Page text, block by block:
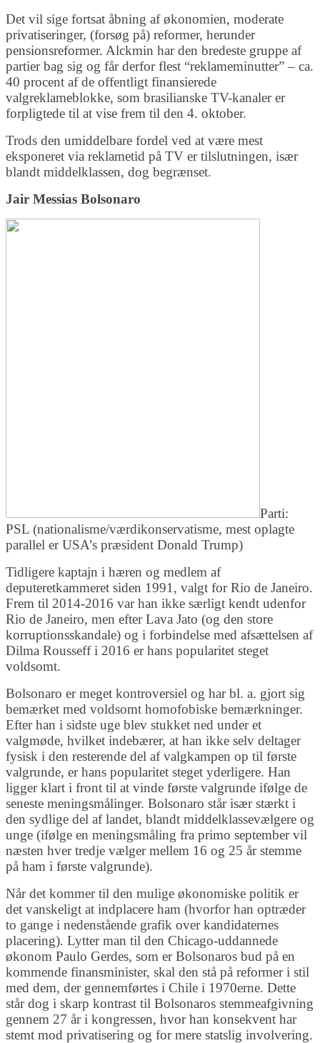
Det vil sige fortsat åbning af økonomien, moderate
privatiseringer, (forsøg på) reformer, herunder
pensionsreformer. Alckmin har den bredeste gruppe af
partier bag sig og får derfor flest “reklameminutter” – ca.
40 procent af de offentligt finansierede
valgreklameblokke, som brasilianske TV-kanaler er
forpligtede til at vise frem til den 4. oktober.
Trods den umiddelbare fordel ved at være mest
eksponeret via reklametid på TV er tilslutningen, især
blandt middelklassen, dog begrænset.
Jair Messias Bolsonaro
Parti:
PSL (nationalisme/værdikonservatisme, mest oplagte
parallel er USA’s præsident Donald Trump)
Tidligere kaptajn i hæren og medlem af
deputeretkammeret siden 1991, valgt for Rio de Janeiro.
Frem til 2014-2016 var han ikke særligt kendt udenfor
Rio de Janeiro, men efter Lava Jato (og den store
korruptionsskandale) og i forbindelse med afsættelsen af
Dilma Rousseff i 2016 er hans popularitet steget
voldsomt.
Bolsonaro er meget kontroversiel og har bl. a. gjort sig
bemærket med voldsomt homofobiske bemærkninger.
Efter han i sidste uge blev stukket ned under et
valgmøde, hvilket indebærer, at han ikke selv deltager
fysisk i den resterende del af valgkampen op til første
valgrunde, er hans popularitet steget yderligere. Han
ligger klart i front til at vinde første valgrunde ifølge de
seneste meningsmålinger. Bolsonaro står især stærkt i
den sydlige del af landet, blandt middelklassevælgere og
unge (ifølge en meningsmåling fra primo september vil
næsten hver tredje vælger mellem 16 og 25 år stemme
på ham i første valgrunde).
Når det kommer til den mulige økonomiske politik er
det vanskeligt at indplacere ham (hvorfor han optræder
to gange i nedenstående grafik over kandidaternes
placering). Lytter man til den Chicago-uddannede
økonom Paulo Gerdes, som er Bolsonaros bud på en
kommende finansminister, skal den stå på reformer i stil
med dem, der gennemførtes i Chile i 1970erne. Dette
står dog i skarp kontrast til Bolsonaros stemmeafgivning
gennem 27 år i kongressen, hvor han konsekvent har
stemt mod privatisering og for mere statslig involvering.